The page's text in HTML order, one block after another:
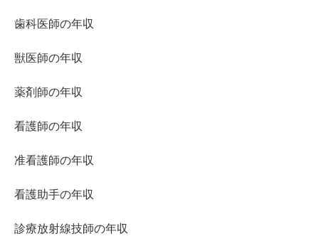
歯科医師の年収
獣医師の年収
薬剤師の年収
看護師の年収
准看護師の年収
看護助手の年収
診療放射線技師の年収